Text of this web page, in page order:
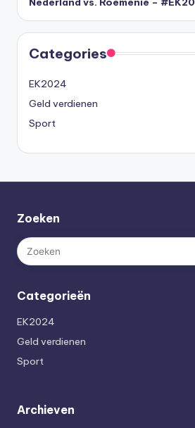
Categories
EK2024
Geld verdienen
Sport
Zoeken
Categorieën
EK2024
Geld verdienen
Sport
Archieven